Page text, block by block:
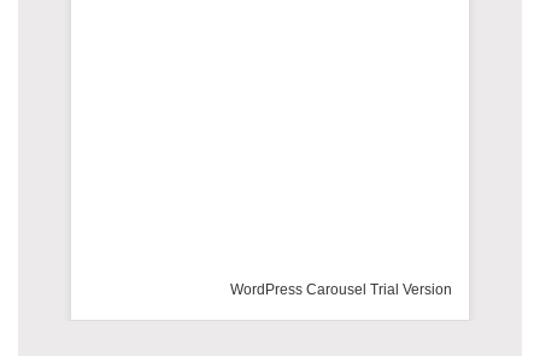
WordPress Carousel Trial Version